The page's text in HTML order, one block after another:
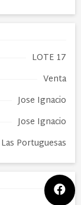
LOTE 17
Venta
Jose Ignacio
Jose Ignacio
Portuguesas